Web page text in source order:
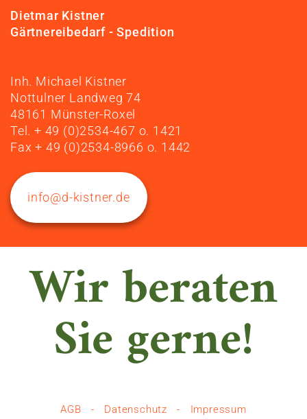
Dietmar Kistner
Gärtnereibedarf - Spedition
Inh. Michael Kistner
Nottulner Landweg 74
48161 Münster-Roxel
Tel. + 49 (0)2534-467 o. 1421
Fax + 49 (0)2534-8966 o. 1442
info@d-kistner.de
Wir beraten
Sie gerne!
AGB - Datenschutz - Impressum